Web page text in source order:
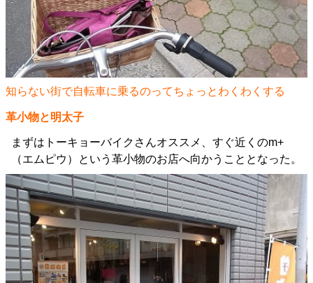
知らない街で自転車に乗るのってちょっとわくわくする
革小物と明太子
まずはトーキョーバイクさんオススメ、すぐ近くのm+
（エムピウ）という革小物のお店へ向かうこととなった。